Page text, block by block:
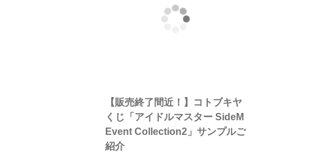
【販売終了間近！】コトブキヤ
くじ「アイドルマスター SideM
Event Collection2」サンプルご
紹介